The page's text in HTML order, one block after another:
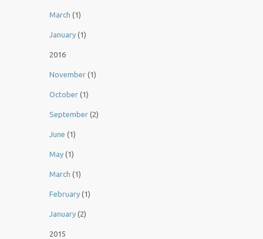
March (1)
January (1)
2016
November (1)
October (1)
September (2)
June (1)
May (1)
March (1)
February (1)
January (2)
2015